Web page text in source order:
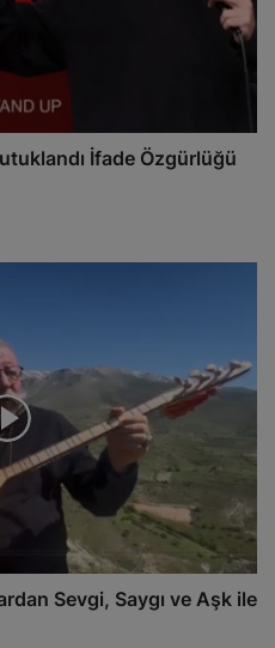
İfade Özgürlüğü
Sevgi, Saygı ve Aşk ile